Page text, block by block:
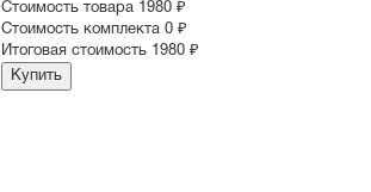
Cтоимость товара
1980 ₽
Стоимость комплекта 0 ₽
Итоговая стоимость
1980 ₽
Купить